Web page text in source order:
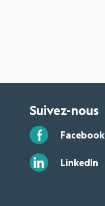
Suivez-nous
Facebook
LinkedIn